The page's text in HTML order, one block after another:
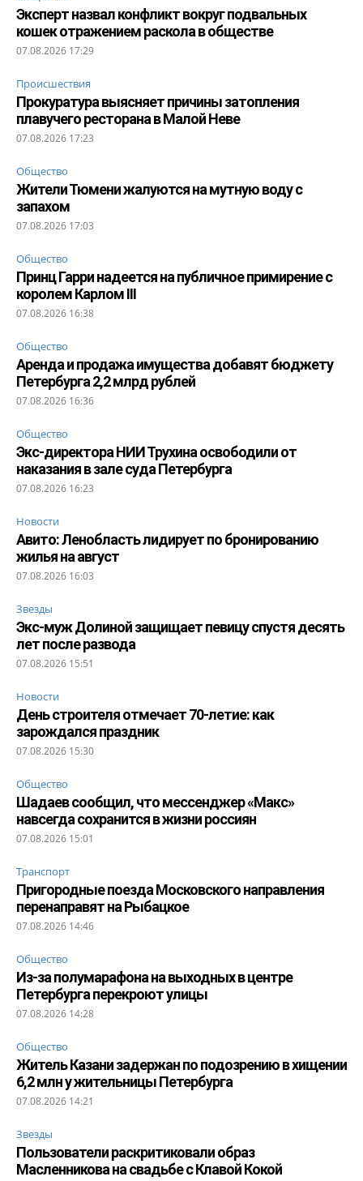
Эксперт назвал конфликт вокруг подвальных
кошек отражением раскола в обществе
07.08.2026 17:29
Происшествия
Прокуратура выясняет причины затопления
плавучего ресторана в Малой Неве
07.08.2026 17:23
Общество
Жители Тюмени жалуются на мутную воду с
запахом
07.08.2026 17:03
Общество
Принц Гарри надеется на публичное примирение с
королем Карлом III
07.08.2026 16:38
Общество
Аренда и продажа имущества добавят бюджету
Петербурга 2,2 млрд рублей
07.08.2026 16:36
Общество
Экс-директора НИИ Трухина освободили от
наказания в зале суда Петербурга
07.08.2026 16:23
Новости
Авито: Ленобласть лидирует по бронированию
жилья на август
07.08.2026 16:03
Звезды
Экс-муж Долиной защищает певицу спустя десять
лет после развода
07.08.2026 15:51
Новости
День строителя отмечает 70-летие: как
зарождался праздник
07.08.2026 15:30
Общество
Шадаев сообщил, что мессенджер «Макс»
навсегда сохранится в жизни россиян
07.08.2026 15:01
Транспорт
Пригородные поезда Московского направления
перенаправят на Рыбацкое
07.08.2026 14:46
Общество
Из-за полумарафона на выходных в центре
Петербурга перекроют улицы
07.08.2026 14:28
Общество
Житель Казани задержан по подозрению в хищении
6,2 млн у жительницы Петербурга
07.08.2026 14:21
Звезды
Пользователи раскритиковали образ
Масленникова на свадьбе с Клавой Кокой